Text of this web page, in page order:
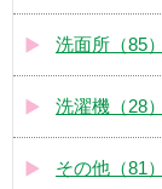
洗面所（85）
洗濯機（28）
その他（81）